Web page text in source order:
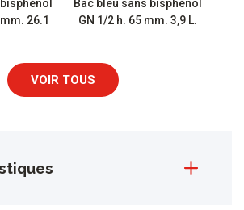
26.1
Bac bleu sans bisphénol
GN 1/2 h. 65 mm. 3,9 L.
VOIR TOUS